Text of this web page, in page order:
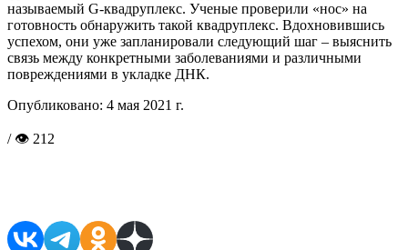
называемый G-квадруплекс. Ученые проверили «нос» на
готовность обнаружить такой квадруплекс. Вдохновившись
успехом, они уже запланировали следующий шаг – выяснить
связь между конкретными заболеваниями и различными
повреждениями в укладке ДНК.
Опубликовано: 4 мая 2021 г.
/ 👁 212